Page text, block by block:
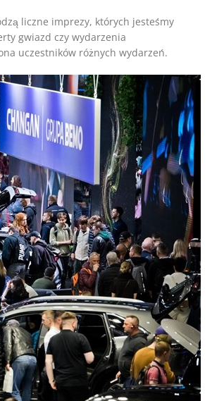
liczne imprezy, których jesteśmy
gwiazd czy wydarzenia
uczestników różnych wydarzeń.